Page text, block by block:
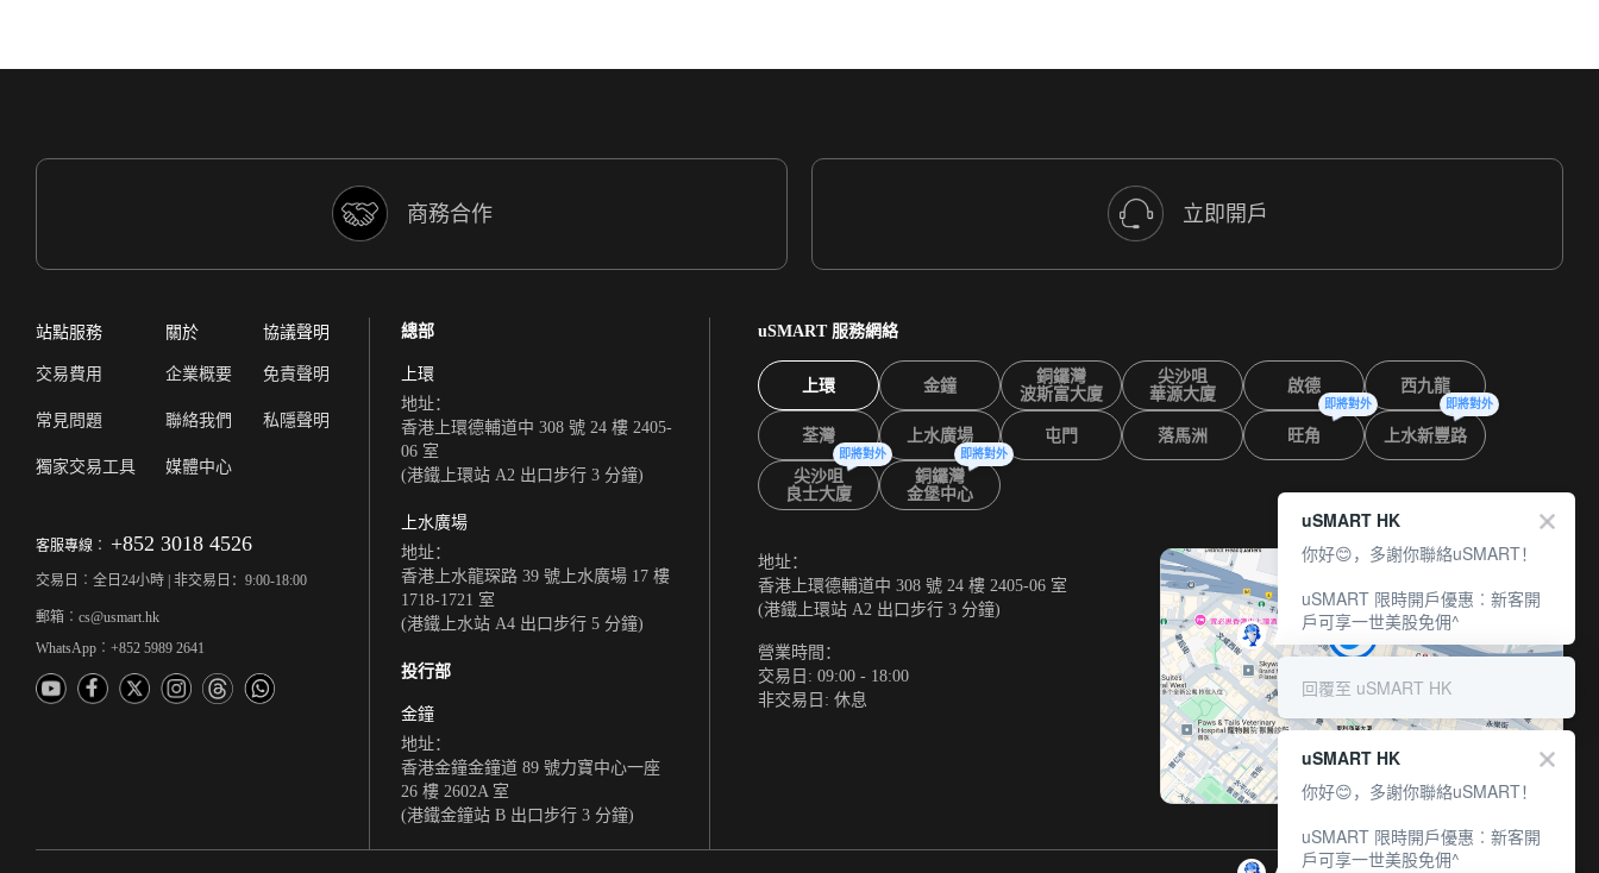
商務合作 立即開戶
站點服務
交易費用
常見問題
獨家交易工具
關於
企業概要
聯絡我們
媒體中心
協議聲明
免責聲明
私隱聲明
客服專線︰ +852 3018 4526
交易日︰全日24小時 | 非交易日：9:00-18:00
郵箱︰cs@usmart.hk
WhatsApp︰+852 5989 2641
總部
上環
地址：
香港上環德輔道中 308 號 24 樓 2405-
06 室
(港鐵上環站 A2 出口步行 3 分鐘)
上水廣場
地址：
香港上水龍琛路 39 號上水廣場 17 樓
1718-1721 室
(港鐵上水站 A4 出口步行 5 分鐘)
投行部
金鐘
地址：
香港金鐘金鐘道 89 號力寶中心一座
26 樓 2602A 室
(港鐵金鐘站 B 出口步行 3 分鐘)
uSMART 服務網絡
上環 金鐘
銅鑼灣
波斯富大廈
尖沙咀
華源大廈
啟德 西九龍
荃灣 上水廣場 屯門 落馬洲 旺角
即將對外
上水新豐路
即將對外
尖沙咀
良士大廈
即將對外
銅鑼灣
金堡中心
即將對外
地址：
香港上環德輔道中 308 號 24 樓 2405-06 室
(港鐵上環站 A2 出口步行 3 分鐘)
營業時間：
交易日: 09:00 - 18:00
非交易日: 休息
uSMART HK
你好😊，多謝你聯絡uSMART！
uSMART 限時開戶優惠︰新客開
戶可享一世美股免佣^
回覆至 uSMART HK
uSMART HK
你好😊，多謝你聯絡uSMART！
uSMART 限時開戶優惠︰新客開
戶可享一世美股免佣^